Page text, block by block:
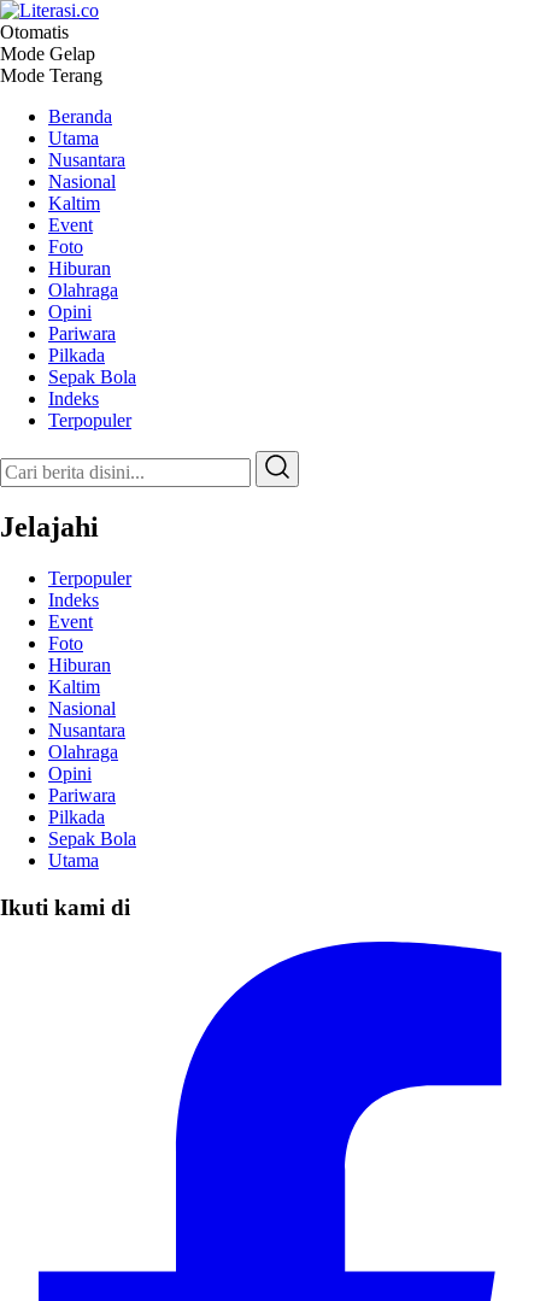
Literasi.co
Pilar Informasi
Otomatis
Mode Gelap
Mode Terang
Beranda
Utama
Nusantara
Nasional
Kaltim
Event
Foto
Hiburan
Olahraga
Opini
Pariwara
Pilkada
Sepak Bola
Indeks
Terpopuler
Jelajahi
Terpopuler
Indeks
Event
Foto
Hiburan
Kaltim
Nasional
Nusantara
Olahraga
Opini
Pariwara
Pilkada
Sepak Bola
Utama
Ikuti kami di